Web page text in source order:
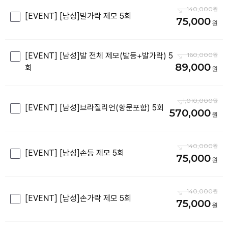
[EVENT] [남성]발가락 제모 5회
140,000
75,000
[EVENT] [남성]발 전체 제모(발등+발가락) 5
회
160,000
89,000
[EVENT] [남성]브라질리언(항문포함) 5회
1,010,000
570,000
[EVENT] [남성]손등 제모 5회
140,000
75,000
[EVENT] [남성]손가락 제모 5회
140,000
75,000